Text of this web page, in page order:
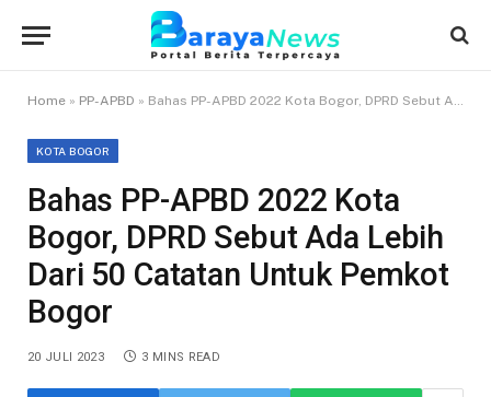
Home » PP-APBD » Bahas PP-APBD 2022 Kota Bogor, DPRD Sebut Ada Lebih Dari 50 Catatan Untuk Pemkot Bogor
KOTA BOGOR
Bahas PP-APBD 2022 Kota
Bogor, DPRD Sebut Ada Lebih
Dari 50 Catatan Untuk Pemkot
Bogor
20 JULI 2023 3 MINS READ